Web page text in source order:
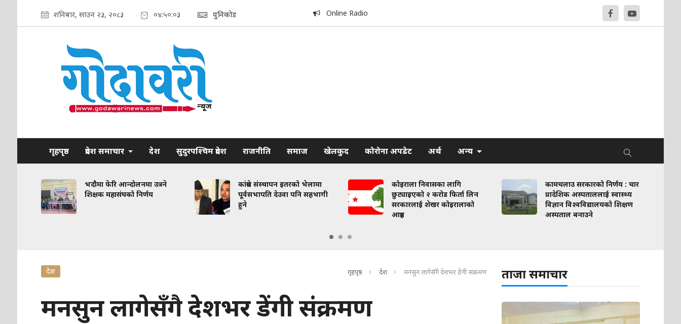
शनिबार, साउन २३, २०८३ ०४:५०:०४ युनिकोड Online Radio
गृहपृष्ठ प्रदेश समाचार देश सुदुरपश्चिम प्रदेश राजनीति समाज खेलकुद कोरोना अपडेट अर्थ अन्य
भदौमा फेरि आन्दोलनमा उत्रने
शिक्षक महासंघको निर्णय
कांग्रेस संस्थापन इतरको भेलामा
पूर्वसभापति देउवा पनि सहभागी
हुने
कोइराला निवासका लागि
छुट्याइएको २ करोड फिर्ता लिन
सरकारलाई शेखर कोइरालाको
आग्रह
कामचलाउ सरकारको निर्णय : चार
प्रादेशिक अस्पताललाई स्वास्थ्य
विज्ञान विश्वविद्यालयको शिक्षण
अस्पताल बनाउने
देश गृहपृष्ठ देश मनसुन लागेसँगै देशभर डेंगी संक्रमण
मनसुन लागेसँगै देशभर डेंगी संक्रमण
ताजा समाचार